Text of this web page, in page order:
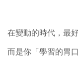
在變動的時代，最
而是你「學習的胃